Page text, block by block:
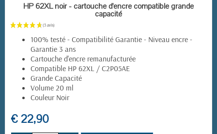
EN STOCK
HP 62XL noir - cartouche d'encre compatible grande
capacité
100% testé - Compatibilité Garantie - Niveau encre -
Garantie 3 ans
Cartouche d'encre remanufacturée
Compatible HP 62XL / C2P05AE
Grande Capacité
Volume 20 ml
Couleur Noir
€ 22,90